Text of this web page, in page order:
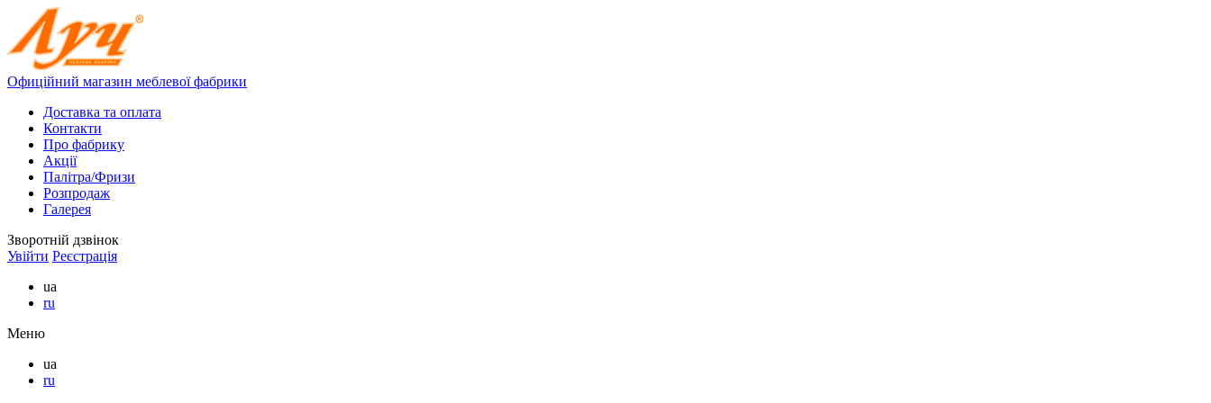
Офиційний магазин меблевої фабрики
Доставка та оплата
Контакти
Про фабрику
Акції
Палітра/Фризи
Розпродаж
Галерея
Зворотній дзвінок
Увійти Реєстрація
ua
ru
Меню
ua
ru